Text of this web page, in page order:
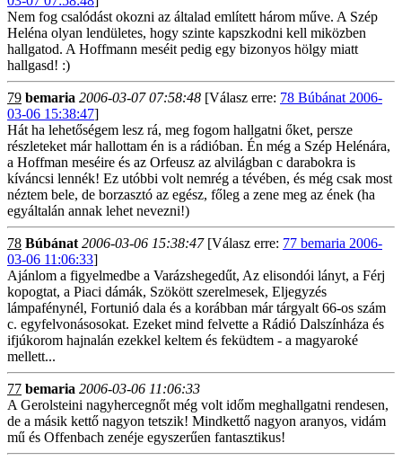
Nem fog csalódást okozni az általad említett három műve. A Szép
Heléna olyan lendületes, hogy szinte kapszkodni kell miközben
hallgatod. A Hoffmann meséit pedig egy bizonyos hölgy miatt
hallgasd! :)
79 bemaria 2006-03-07 07:58:48 [Válasz erre: 78 Búbánat 2006-
03-06 15:38:47]
Hát ha lehetőségem lesz rá, meg fogom hallgatni őket, persze
részleteket már hallottam én is a rádióban. Én még a Szép Helénára,
a Hoffman meséire és az Orfeusz az alvilágban c darabokra is
kíváncsi lennék! Ez utóbbi volt nemrég a tévében, és még csak most
néztem bele, de borzasztó az egész, főleg a zene meg az ének (ha
egyáltalán annak lehet nevezni!)
78 Búbánat 2006-03-06 15:38:47[Válasz erre: 77 bemaria 2006-
03-06 11:06:33]
Ajánlom a figyelmedbe a Varázshegedűt, Az elisondói lányt, a Férj
kopogtat, a Piaci dámák, Szökött szerelmesek, Eljegyzés
lámpafénynél, Fortunió dala és a korábban már tárgyalt 66-os szám
c. egyfelvonásosokat. Ezeket mind felvette a Rádió Dalszínháza és
ifjúkorom hajnalán ezekkel keltem és feküdtem - a magyaroké
mellett...
77 bemaria 2006-03-06 11:06:33
A Gerolsteini nagyhercegnőt még volt időm meghallgatni rendesen,
de a másik kettő nagyon tetszik! Mindkettő nagyon aranyos, vidám
mű és Offenbach zenéje egyszerűen fantasztikus!